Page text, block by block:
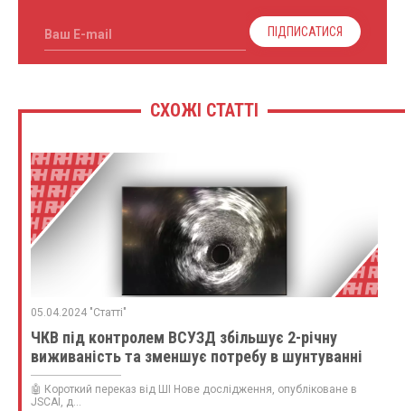
Ваш E-mail ПІДПИСАТИСЯ
СХОЖІ СТАТТІ
05.04.2024 "Статті"
ЧКВ під контролем ВСУЗД збільшує 2-річну
виживаність та зменшує потребу в шунтуванні
🤖 Короткий переказ від ШІ Нове дослідження, опубліковане в
JSCAI, д...